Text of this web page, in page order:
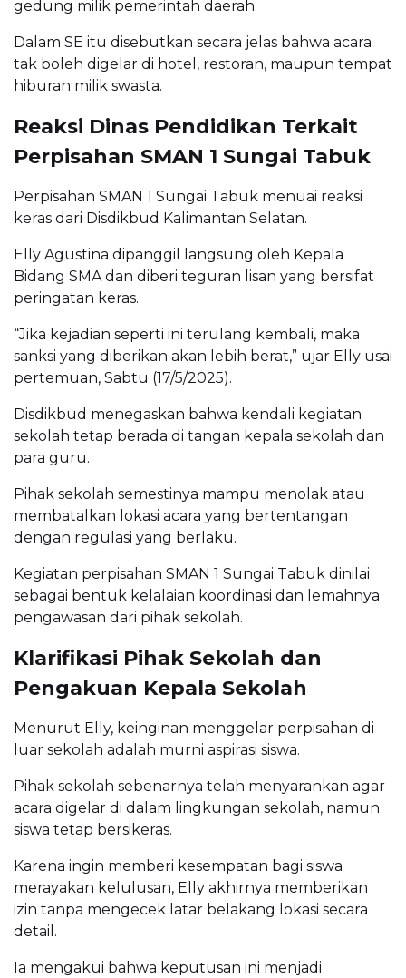
gedung milik pemerintah daerah.
Dalam SE itu disebutkan secara jelas bahwa acara
tak boleh digelar di hotel, restoran, maupun tempat
hiburan milik swasta.
Reaksi Dinas Pendidikan Terkait
Perpisahan SMAN 1 Sungai Tabuk
Perpisahan SMAN 1 Sungai Tabuk menuai reaksi
keras dari Disdikbud Kalimantan Selatan.
Elly Agustina dipanggil langsung oleh Kepala
Bidang SMA dan diberi teguran lisan yang bersifat
peringatan keras.
“Jika kejadian seperti ini terulang kembali, maka
sanksi yang diberikan akan lebih berat,” ujar Elly usai
pertemuan, Sabtu (17/5/2025).
Disdikbud menegaskan bahwa kendali kegiatan
sekolah tetap berada di tangan kepala sekolah dan
para guru.
Pihak sekolah semestinya mampu menolak atau
membatalkan lokasi acara yang bertentangan
dengan regulasi yang berlaku.
Kegiatan perpisahan SMAN 1 Sungai Tabuk dinilai
sebagai bentuk kelalaian koordinasi dan lemahnya
pengawasan dari pihak sekolah.
Klarifikasi Pihak Sekolah dan
Pengakuan Kepala Sekolah
Menurut Elly, keinginan menggelar perpisahan di
luar sekolah adalah murni aspirasi siswa.
Pihak sekolah sebenarnya telah menyarankan agar
acara digelar di dalam lingkungan sekolah, namun
siswa tetap bersikeras.
Karena ingin memberi kesempatan bagi siswa
merayakan kelulusan, Elly akhirnya memberikan
izin tanpa mengecek latar belakang lokasi secara
detail.
Ia mengakui bahwa keputusan ini menjadi